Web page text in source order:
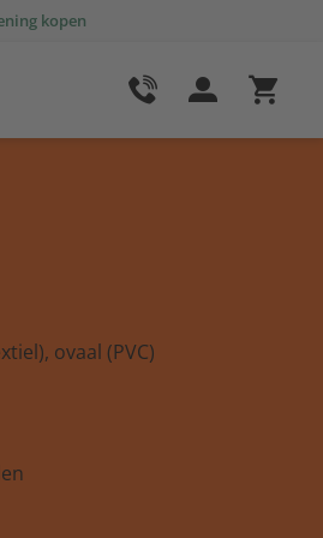
kopen
ovaal (PVC)